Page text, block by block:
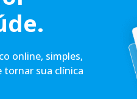
online, simples,
tornar sua clínica